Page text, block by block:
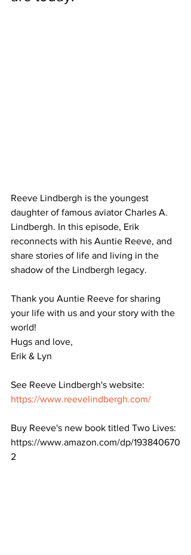
Reeve Lindbergh is the youngest
daughter of famous aviator Charles A.
Lindbergh. In this episode, Erik
reconnects with his Auntie Reeve, and
share stories of life and living in the
shadow of the Lindbergh legacy.
Thank you Auntie Reeve for sharing
your life with us and your story with the
world!
Hugs and love,
Erik & Lyn
See Reeve Lindbergh's website:
https://www.reevelindbergh.com/
Buy Reeve's new book titled Two Lives:
https://www.amazon.com/dp/193840670
2